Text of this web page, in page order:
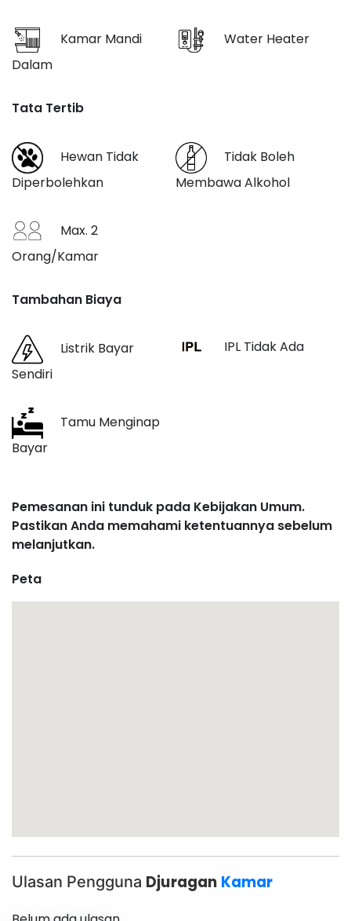
Kamar Mandi
Dalam
Water Heater
Tata Tertib
Hewan Tidak
Diperbolehkan
Tidak Boleh
Membawa Alkohol
Max. 2
Orang/Kamar
Tambahan Biaya
Listrik Bayar
Sendiri
IPL Tidak Ada
Tamu Menginap
Bayar
Pemesanan ini tunduk pada Kebijakan Umum.
Pastikan Anda memahami ketentuannya sebelum
melanjutkan.
Peta
Ulasan Pengguna Djuragan Kamar